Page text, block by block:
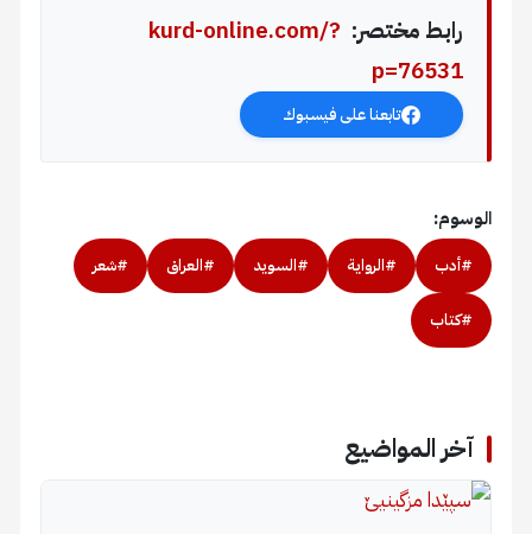
رابط مختصر: kurd-online.com/?
p=76531
تابعنا على فيسبوك
الوسوم:
#أدب #الرواية #السويد #العراق #شعر
#كتاب
آخر المواضيع